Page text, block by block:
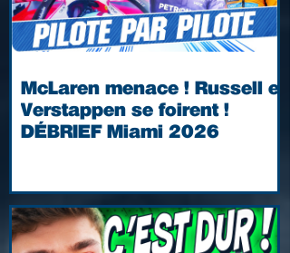
McLaren menace ! Russell et
Verstappen se foirent !
DÉBRIEF Miami 2026